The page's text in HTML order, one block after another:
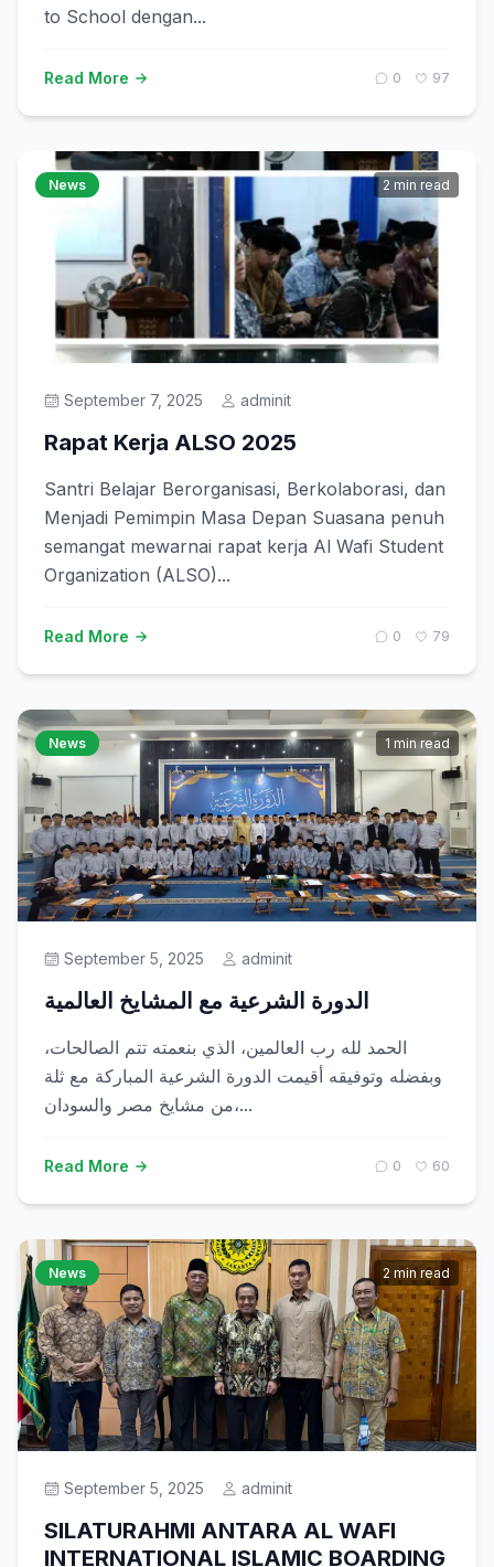
to School dengan...
Read More 0 97
News 2 min read
September 7, 2025 adminit
Rapat Kerja ALSO 2025
Santri Belajar Berorganisasi, Berkolaborasi, dan
Menjadi Pemimpin Masa Depan Suasana penuh
semangat mewarnai rapat kerja Al Wafi Student
Organization (ALSO)...
Read More 0 79
News 1 min read
September 5, 2025 adminit
الدورة الشرعية مع المشايخ العالمية
الحمد لله رب العالمين، الذي بنعمته تتم الصالحات،
وبفضله وتوفيقه أقيمت الدورة الشرعية المباركة مع ثلة
من مشايخ مصر والسودان،...
Read More 0 60
News 2 min read
September 5, 2025 adminit
SILATURAHMI ANTARA AL WAFI
INTERNATIONAL ISLAMIC BOARDING